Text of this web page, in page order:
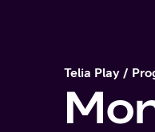
Telia Play